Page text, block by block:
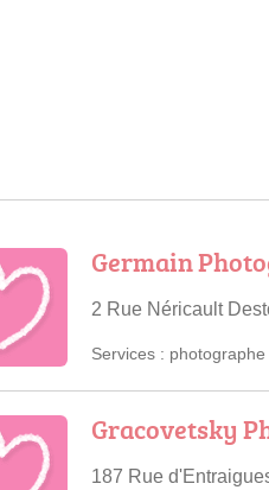
Germain
2 Rue Néricault
Services :
Gracovetsky
187 Rue